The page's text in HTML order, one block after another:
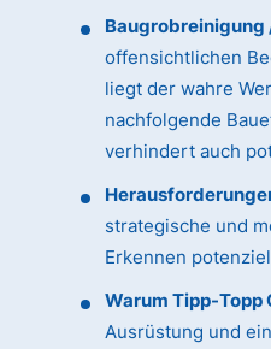
offensichtlichen
liegt der wahre
nachfolgende
verhindert auch
strategische und
Erkennen
Warum Tipp-Topp
Ausrüstung und